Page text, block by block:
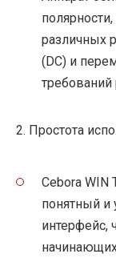
различных
(DC) и
требований
2. Простота
Cebora WIN
понятный и
интерфейс,